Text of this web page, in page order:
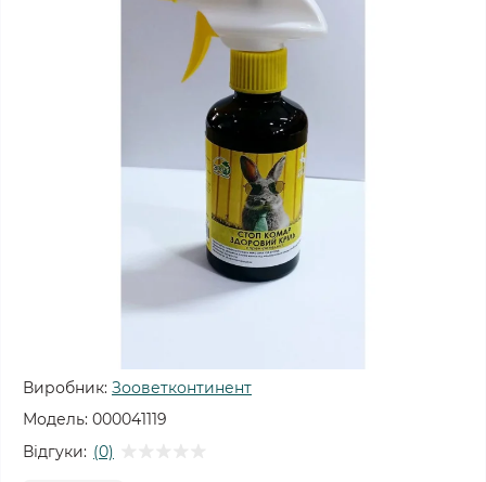
Виробник: Зооветконтинент
Модель: 000041119
Відгуки: (0)